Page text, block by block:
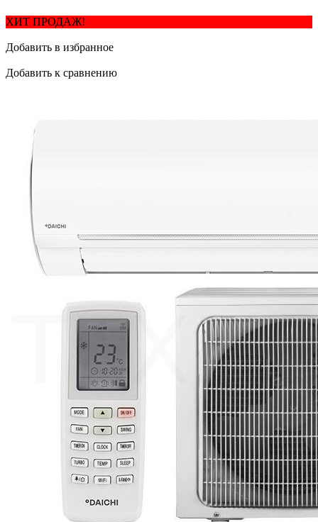
ХИТ ПРОДАЖ!
Добавить в избранное
Добавить к сравнению